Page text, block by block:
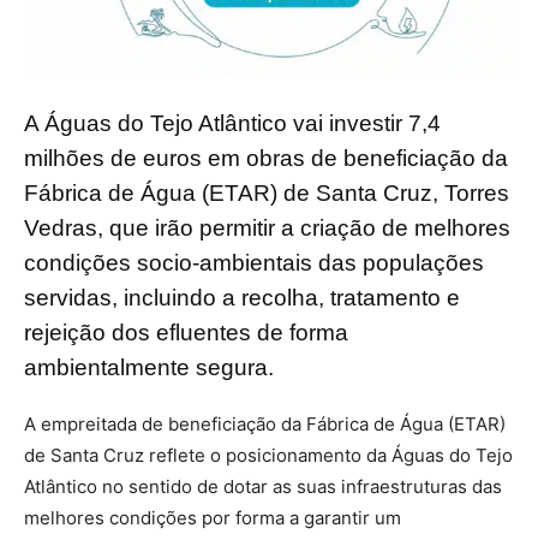
A Águas do Tejo Atlântico vai investir 7,4
milhões de euros em obras de beneficiação da
Fábrica de Água (ETAR) de Santa Cruz, Torres
Vedras, que irão permitir a criação de melhores
condições socio-ambientais das populações
servidas, incluindo a recolha, tratamento e
rejeição dos efluentes de forma
ambientalmente segura.
A empreitada de beneficiação da Fábrica de Água (ETAR)
de Santa Cruz reflete o posicionamento da Águas do Tejo
Atlântico no sentido de dotar as suas infraestruturas das
melhores condições por forma a garantir um